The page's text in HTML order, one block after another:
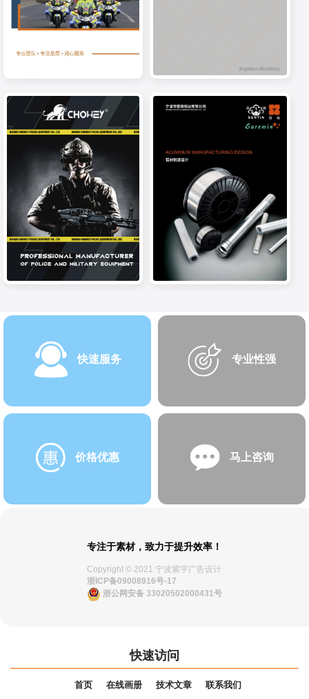
快速服务 专业性强
价格优惠 马上咨询
专注于素材，致力于提升效率！
Copyright © 2021 宁波紫宇广告设计
浙ICP备09008916号-17
浙公网安备 33020502000431号
快速访问
首页 在线画册 技术文章 联系我们